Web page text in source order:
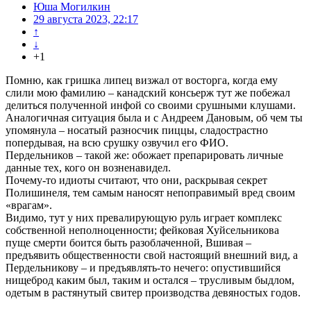
Юша Могилкин
29 августа 2023, 22:17
↑
↓
+1
Помню, как гришка липец визжал от восторга, когда ему
слили мою фамилию – канадский консьерж тут же побежал
делиться полученной инфой со своими срушными клушами.
Аналогичная ситуация была и с Андреем Дановым, об чем ты
упомянула – носатый разносчик пиццы, сладострастно
попердывая, на всю срушку озвучил его ФИО.
Пердельников – такой же: обожает препарировать личные
данные тех, кого он возненавидел.
Почему-то идиоты считают, что они, раскрывая секрет
Полишинеля, тем самым наносят непоправимый вред своим
«врагам».
Видимо, тут у них превалирующую руль играет комплекс
собственной неполноценности; фейковая Хуйсельникова
пуще смерти боится быть разоблаченной, Вшивая –
предъявить общественности свой настоящий внешний вид, а
Пердельникову – и предъявлять-то нечего: опустившийся
нищеброд каким был, таким и остался – трусливым быдлом,
одетым в растянутый свитер производства девяностых годов.